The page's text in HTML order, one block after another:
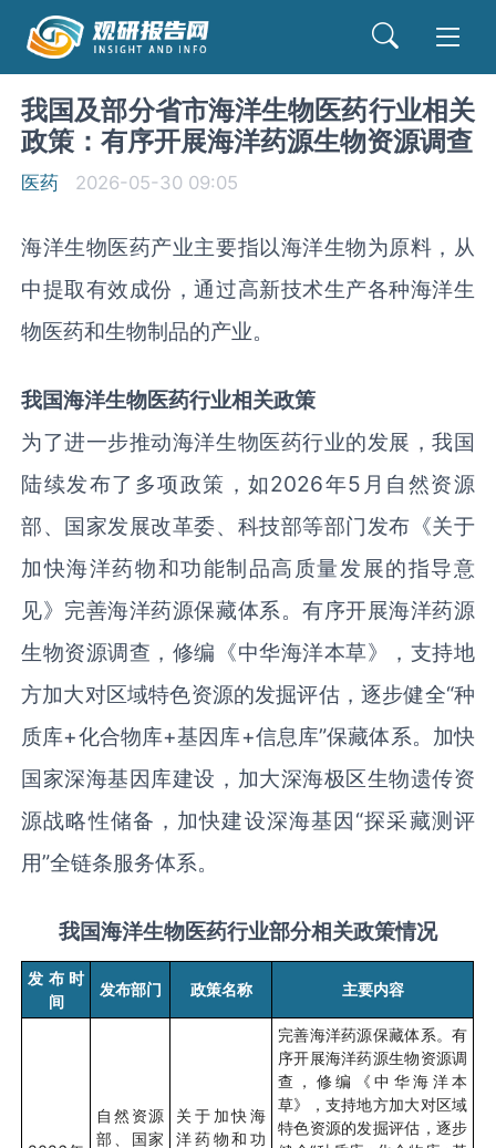
我国及部分省市海洋生物医药行业相关
政策：有序开展海洋药源生物资源调查
医药 2026-05-30 09:05
海洋生物医药产业主要指以海洋生物为原料，从
中提取有效成份，通过高新技术生产各种海洋生
物医药和生物制品的产业。
我国海洋生物医药行业相关政策
为了进一步推动海洋生物医药行业的发展，我国
陆续发布了多项政策，如2026年5 月自然资源
部、国家发展改革委、科技部等部门发布《关于
加快海洋药物和功能制品高质量发展的指导意
见》完善海洋药源保藏体系。有序开展海洋药源
生物资源调查，修编《中华海洋本草》，支持地
方加大对区域特色资源的发掘评估，逐步健全“种
质库+化合物库+基因库+信息库”保藏体系。加快
国家深海基因库建设，加大深海极区生物遗传资
源战略性储备，加快建设深海基因“探采藏测评
用”全链条服务体系。
我国海洋生物医药行业部分相关政策情况
发布时
间
发布部门 政策名称 主要内容
自然资源
部、国家
关于加快海
洋药物和功
完善海洋药源保藏体系。有
序开展海洋药源生物资源调
查，修编《中华海洋本
草》，支持地方加大对区域
特色资源的发掘评估，逐步